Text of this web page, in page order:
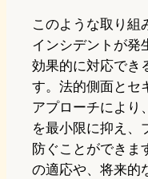
このような取り組
インシデントが発
効果的に対応でき
す。法的側面とセ
アプローチにより
を最小限に抑え、
防ぐことができま
の適応や、将来的